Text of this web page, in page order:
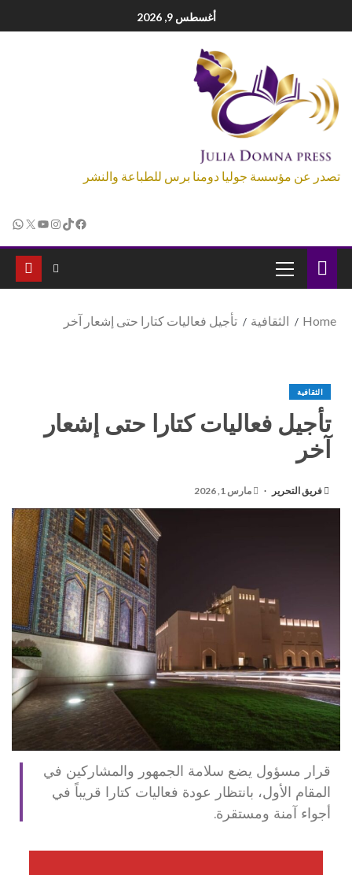
أغسطس 9, 2026
تصدر عن مؤسسة جوليا دومنا برس للطباعة والنشر
Home الثقافية تأجيل فعاليات كتارا حتى إشعار آخر
الثقافية
تأجيل فعاليات كتارا حتى إشعار
آخر
فريق التحرير مارس 1, 2026
قرار مسؤول يضع سلامة الجمهور والمشاركين في
المقام الأول، بانتظار عودة فعاليات كتارا قريباً في
أجواء آمنة ومستقرة.